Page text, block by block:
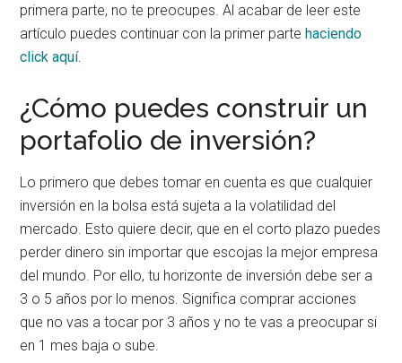
primera parte, no te preocupes. Al acabar de leer este
artículo puedes continuar con la primer partehaciendo
click aquí.
¿Cómo puedes construir un
portafolio de inversión?
Lo primero que debes tomar en cuenta es que cualquier
inversión en la bolsa está sujeta a la volatilidad del
mercado. Esto quiere decir, que en el corto plazo puedes
perder dinero sin importar que escojas la mejor empresa
del mundo. Por ello, tu horizonte de inversión debe ser a
3 o 5 años por lo menos. Significa comprar acciones
que no vas a tocar por 3 años y no te vas a preocupar si
en 1 mes baja o sube.